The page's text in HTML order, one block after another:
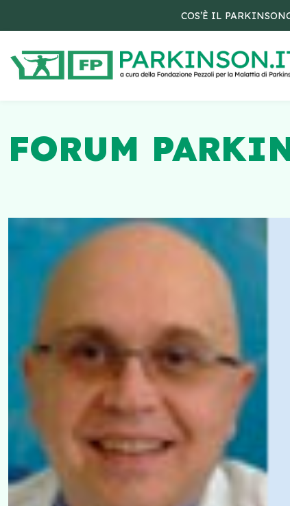
COS’È IL PARKINSON
FORUM